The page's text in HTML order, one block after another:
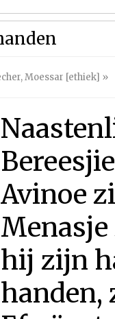
,Moessar [ethiek] »
Avinoe
Menasje
hij zijn
handen,